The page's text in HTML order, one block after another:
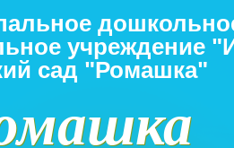
учреждение
сад "Ромашка"